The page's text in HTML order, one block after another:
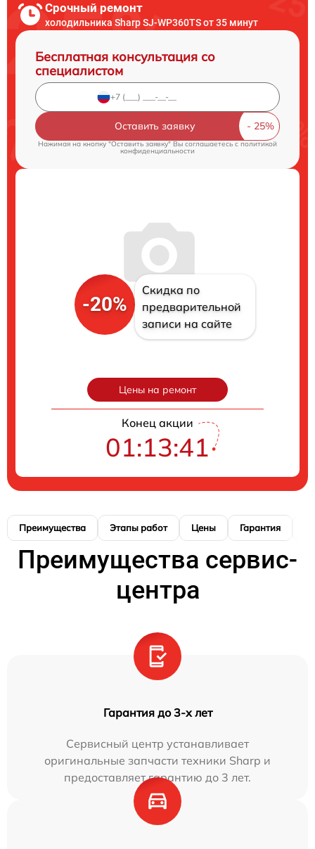
Срочный ремонт
холодильника Sharp SJ-WP360TS от 35 минут
Бесплатная консультация со
специалистом
Оставить заявку
Нажимая на кнопку "Оставить заявку" Вы соглашаетесь cполитикой
конфиденциальности
-20%
Скидка по
предварительной
записи на сайте
Цены на ремонт
Конец акции
01:13:40
Преимущества Этапы работ Цены Гарантия
Преимущества сервис-
центра
Гарантия до 3-х лет
Сервисный центр устанавливает
оригинальные запчасти техники Sharp и
предоставляет гарантию до 3 лет.